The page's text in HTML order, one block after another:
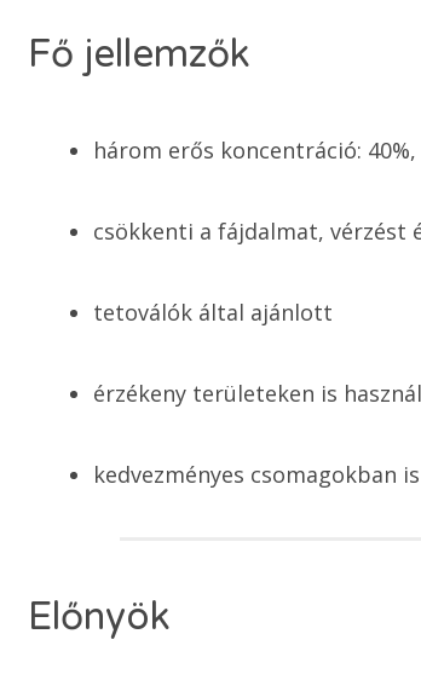
Fő jellemzők
három erős koncentráció: 40%,
csökkenti a fájdalmat, vérzést
tetoválók által ajánlott
érzékeny területeken is
kedvezményes csomagokban
Előnyök